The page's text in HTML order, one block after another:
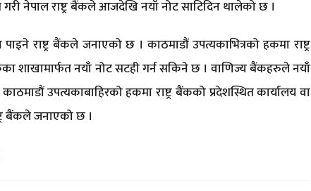
नेपाल राष्ट्र बैंकले आजदेखि नयाँ नोट साटिदिन थालेको छ ।
राष्ट्र बैंकले जनाएको छ । काठमाडौं उपत्यकाभित्रको हकमा राष्ट्र
शाखामार्फत नयाँ नोट सटही गर्न सकिने छ । वाणिज्य बैंकहरुले नयाँ
उपत्यकाबाहिरको हकमा राष्ट्र बैंकको प्रदेशस्थित कार्यालय वा
बैंकले जनाएको छ ।